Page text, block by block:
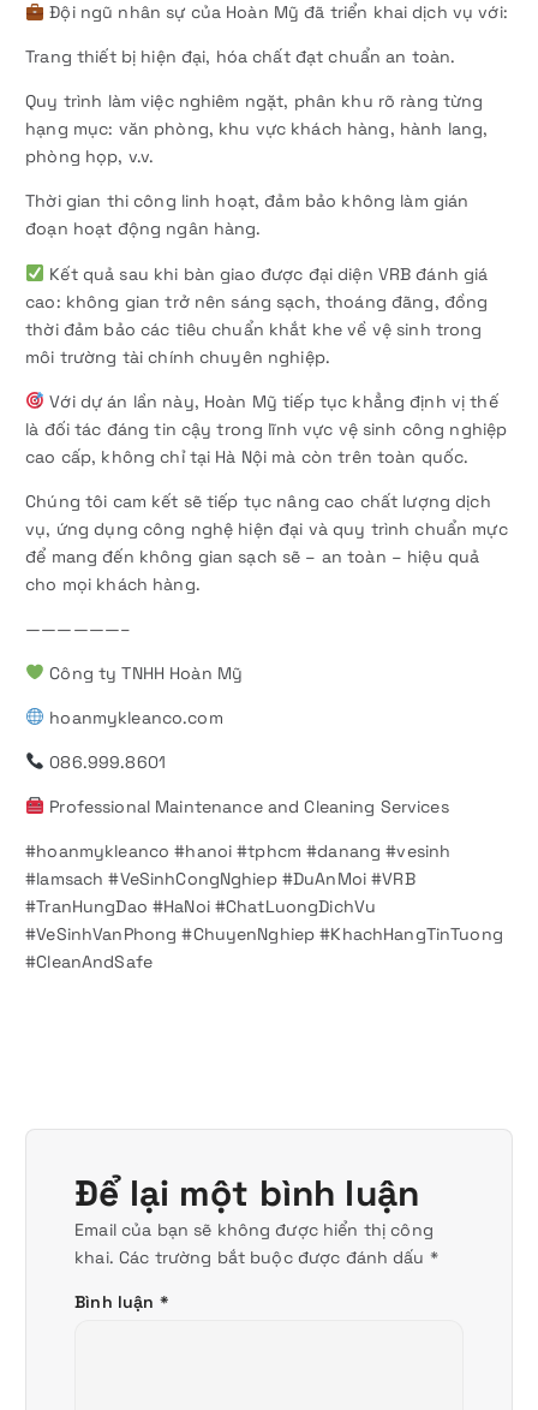
Đội ngũ nhân sự của Hoàn Mỹ đã triển khai dịch vụ với:
Trang thiết bị hiện đại, hóa chất đạt chuẩn an toàn.
Quy trình làm việc nghiêm ngặt, phân khu rõ ràng từng
hạng mục: văn phòng, khu vực khách hàng, hành lang,
phòng họp, v.v.
Thời gian thi công linh hoạt, đảm bảo không làm gián
đoạn hoạt động ngân hàng.
Kết quả sau khi bàn giao được đại diện VRB đánh giá
cao: không gian trở nên sáng sạch, thoáng đãng, đồng
thời đảm bảo các tiêu chuẩn khắt khe về vệ sinh trong
môi trường tài chính chuyên nghiệp.
Với dự án lần này, Hoàn Mỹ tiếp tục khẳng định vị thế
là đối tác đáng tin cậy trong lĩnh vực vệ sinh công nghiệp
cao cấp, không chỉ tại Hà Nội mà còn trên toàn quốc.
Chúng tôi cam kết sẽ tiếp tục nâng cao chất lượng dịch
vụ, ứng dụng công nghệ hiện đại và quy trình chuẩn mực
để mang đến không gian sạch sẽ – an toàn – hiệu quả
cho mọi khách hàng.
——————–
Công ty TNHH Hoàn Mỹ
hoanmykleanco.com
086.999.8601
Professional Maintenance and Cleaning Services
#hoanmykleanco #hanoi #tphcm #danang #vesinh
#lamsach #VeSinhCongNghiep #DuAnMoi #VRB
#TranHungDao #HaNoi #ChatLuongDichVu
#VeSinhVanPhong #ChuyenNghiep #KhachHangTinTuong
#CleanAndSafe
Để lại một bình luận
Email của bạn sẽ không được hiển thị công
khai. Các trường bắt buộc được đánh dấu *
Bình luận *